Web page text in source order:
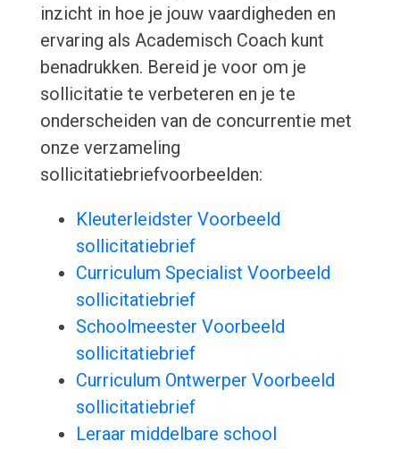
inzicht in hoe je jouw vaardigheden en
ervaring als Academisch Coach kunt
benadrukken. Bereid je voor om je
sollicitatie te verbeteren en je te
onderscheiden van de concurrentie met
onze verzameling
sollicitatiebriefvoorbeelden:
Kleuterleidster Voorbeeld
sollicitatiebrief
Curriculum Specialist Voorbeeld
sollicitatiebrief
Schoolmeester Voorbeeld
sollicitatiebrief
Curriculum Ontwerper Voorbeeld
sollicitatiebrief
Leraar middelbare school